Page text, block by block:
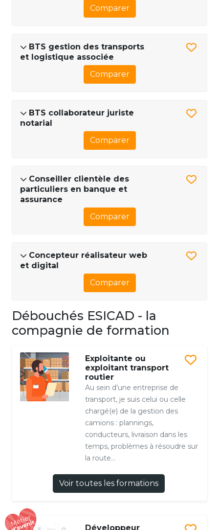
Comparer
BTS gestion des transports
et logistique associée
Comparer
BTS collaborateur juriste
notarial
Comparer
Conseiller clientèle des
particuliers en banque et
assurance
Comparer
Concepteur réalisateur web
et digital
Comparer
Débouchés ESICAD - la
compagnie de formation
Exploitante ou
exploitant transport
routier
Au sein d’une entreprise de
transport, je suis celui ou celle
chargé(e) de la gestion des
camions : plannings,
conducteurs, livraison dans les
temps, problèmes à résoudre sur
la route…
Voir toutes les formations
Développeur